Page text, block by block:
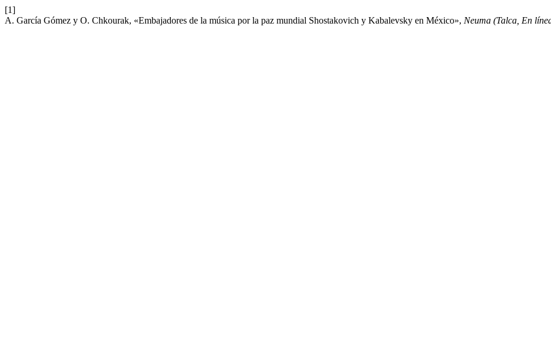
[1]
A. García Gómez y O. Chkourak, «Embajadores de la música por la paz mundial Shostakovich y Kabalevsky en México», Neuma (Talca, En